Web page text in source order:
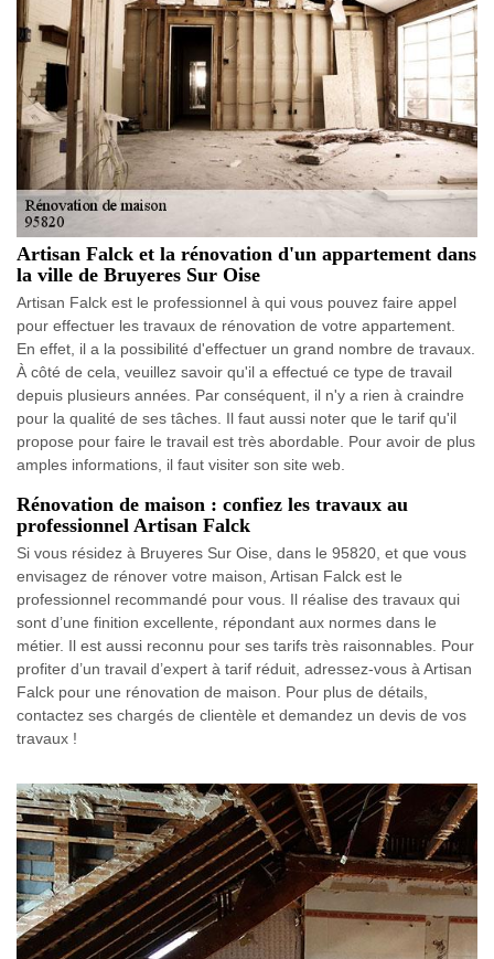
Artisan Falck et la rénovation d'un appartement dans
la ville de Bruyeres Sur Oise
Artisan Falck est le professionnel à qui vous pouvez faire appel
pour effectuer les travaux de rénovation de votre appartement.
En effet, il a la possibilité d'effectuer un grand nombre de travaux.
À côté de cela, veuillez savoir qu'il a effectué ce type de travail
depuis plusieurs années. Par conséquent, il n'y a rien à craindre
pour la qualité de ses tâches. Il faut aussi noter que le tarif qu'il
propose pour faire le travail est très abordable. Pour avoir de plus
amples informations, il faut visiter son site web.
Rénovation de maison : confiez les travaux au
professionnel Artisan Falck
Si vous résidez à Bruyeres Sur Oise, dans le 95820, et que vous
envisagez de rénover votre maison, Artisan Falck est le
professionnel recommandé pour vous. Il réalise des travaux qui
sont d’une finition excellente, répondant aux normes dans le
métier. Il est aussi reconnu pour ses tarifs très raisonnables. Pour
profiter d’un travail d’expert à tarif réduit, adressez-vous à Artisan
Falck pour une rénovation de maison. Pour plus de détails,
contactez ses chargés de clientèle et demandez un devis de vos
travaux !